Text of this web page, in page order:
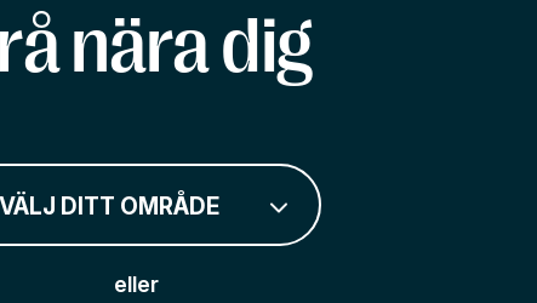
nära dig
VÄLJ DITT OMRÅDE
eller